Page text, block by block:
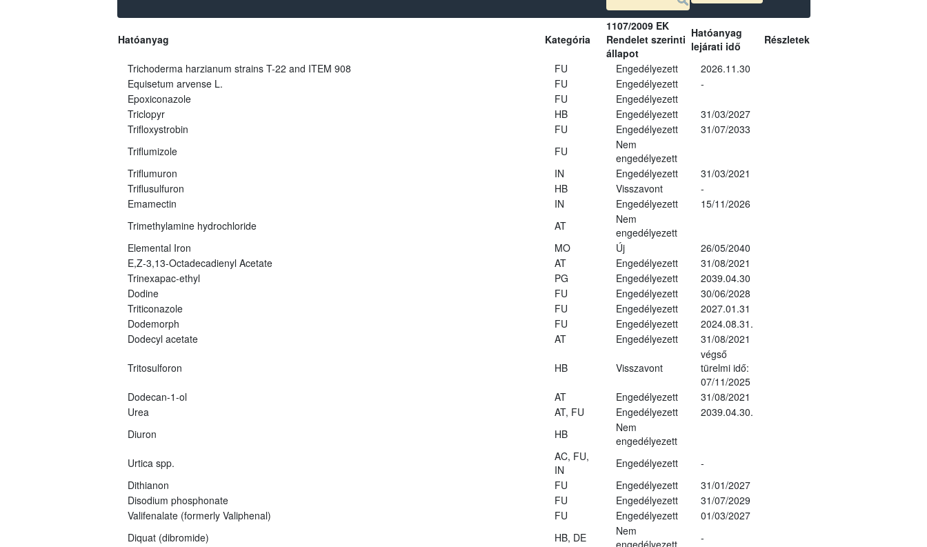
Hatóanyag Kategória
1107/2009 EK
Rendelet szerinti
állapot
Hatóanyag
lejárati idő
Részletek
Trichoderma harzianum strains T-22 and ITEM 908 FU Engedélyezett
2026.11.30
Equisetum arvense L.
FU Engedélyezett
-
Epoxiconazole
FU
Engedélyezett
Triclopyr
HB Engedélyezett
31/03/2027
Trifloxystrobin
FU Engedélyezett
31/07/2033
Triflumizole
FU
Nem
engedélyezett
Triflumuron
IN Engedélyezett
31/03/2021
Triflusulfuron
HB Visszavont
-
Emamectin
IN Engedélyezett
15/11/2026
Trimethylamine hydrochloride
AT
Nem
engedélyezett
Elemental Iron
MO Új
26/05/2040
E,Z-3,13-Octadecadienyl Acetate
AT Engedélyezett
31/08/2021
Trinexapac-ethyl
PG Engedélyezett
2039.04.30
Dodine
FU Engedélyezett
30/06/2028
Triticonazole
FU Engedélyezett
2027.01.31
Dodemorph
FU Engedélyezett
2024.08.31.
Dodecyl acetate
AT Engedélyezett 31/08/2021
Tritosulforon HB Visszavont
végső
türelmi idő:
07/11/2025
Dodecan-1-ol
AT Engedélyezett
31/08/2021
Urea
AT, FU Engedélyezett
2039.04.30.
Diuron
HB
Nem
engedélyezett
Urtica spp.
AC, FU,
IN
Engedélyezett
-
Dithianon
FU Engedélyezett
31/01/2027
Disodium phosphonate
FU Engedélyezett
31/07/2029
Valifenalate (formerly Valiphenal)
FU Engedélyezett
01/03/2027
Diquat (dibromide)
HB, DE
Nem
engedélyezett
-